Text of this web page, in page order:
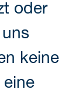
oder
keine